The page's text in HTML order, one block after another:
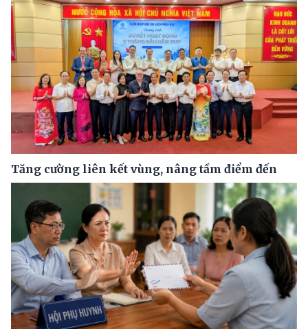
Tăng cường liên kết vùng, nâng tầm điểm đến